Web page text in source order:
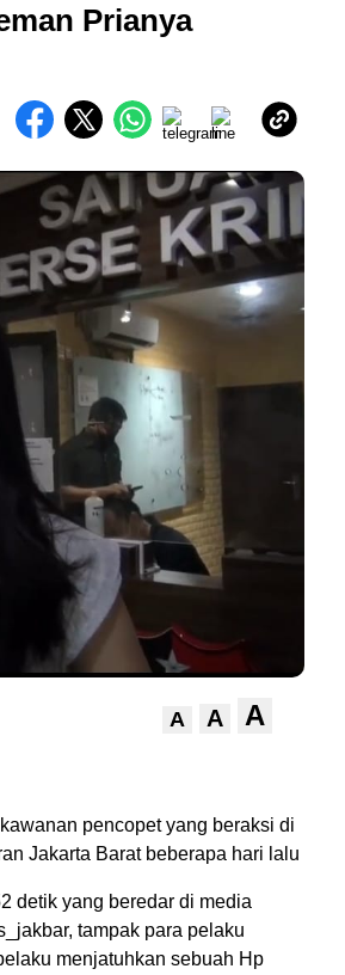
Prianya
A A A
pencopet yang beraksi di
Jakarta Barat beberapa hari lalu
detik yang beredar di media
tampak para pelaku
menjatuhkan sebuah Hp